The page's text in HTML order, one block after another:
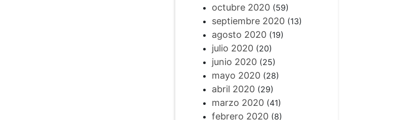
octubre 2020(59)
septiembre 2020(13)
agosto 2020(19)
julio 2020(20)
junio 2020(25)
mayo 2020(28)
abril 2020(29)
marzo 2020(41)
febrero 2020(8)